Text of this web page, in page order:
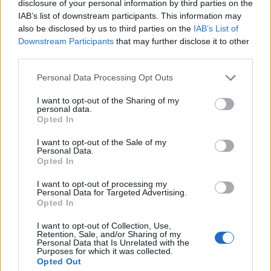
disclosure of your personal information by third parties on the
IAB’s list of downstream participants. This information may
also be disclosed by us to third parties on the IAB’s List of
Downstream Participants that may further disclose it to other
Please note that this website/app uses one or more Google
not limited to your visit or usage behaviour. You may click to
grant or deny consent to Google and its third-party tags to
use your data for below specified purposes in below Google
consent section.
Personal Data Processing Opt Outs
I want to opt-out of the Sharing of my
personal data.
Opted In
I want to opt-out of the Sale of my
Personal Data.
Opted In
I want to opt-out of processing my
Personal Data for Targeted Advertising.
Opted In
I want to opt-out of Collection, Use,
Retention, Sale, and/or Sharing of my
Personal Data that Is Unrelated with the
Purposes for which it was collected.
Opted Out
από το αεροπλάνο της πτήσης τσάρτερ,
Σκανδιναβοί επισκέπτες, οι οποίοι στάθηκαν για να
απαθανατίσουν με τα κινητά τους τηλέφωνα το
και ευτυχώς δεν προκάλεσε ζημιές.
https://youtu.be/eGhUKwkW7tQ
Ένας εντυπωσιακός και συγχρόνως τρομακτικός
υδροστρόβιλος σχηματίστηκε σε κοντινή
απόσταση από την ακτή στο πρώτο «πόδι» της
Χαλκιδικής το πρωί της Κυριακής.